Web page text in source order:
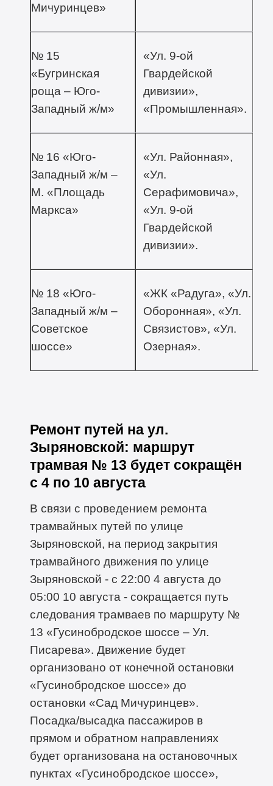
Мичуринцев»
№ 15
«Бугринская
роща – Юго-
Западный ж/м»
«Ул. 9-ой
Гвардейской
дивизии»,
«Промышленная».
№ 16 «Юго-
Западный ж/м –
М. «Площадь
Маркса»
«Ул. Районная»,
«Ул.
Серафимовича»,
«Ул. 9-ой
Гвардейской
дивизии».
№ 18 «Юго-
Западный ж/м –
Советское
шоссе»
«ЖК «Радуга», «Ул.
Оборонная», «Ул.
Связистов», «Ул.
Озерная».
Ремонт путей на ул.
Зыряновской: маршрут
трамвая № 13 будет сокращён
с 4 по 10 августа
В связи с проведением ремонта
трамвайных путей по улице
Зыряновской, на период закрытия
трамвайного движения по улице
Зыряновской - с 22:00 4 августа до
05:00 10 августа - сокращается путь
следования трамваев по маршруту №
13 «Гусинобродское шоссе – Ул.
Писарева». Движение будет
организовано от конечной остановки
«Гусинобродское шоссе» до
остановки «Сад Мичуринцев».
Посадка/высадка пассажиров в
прямом и обратном направлениях
будет организована на остановочных
пунктах «Гусинобродское шоссе»,